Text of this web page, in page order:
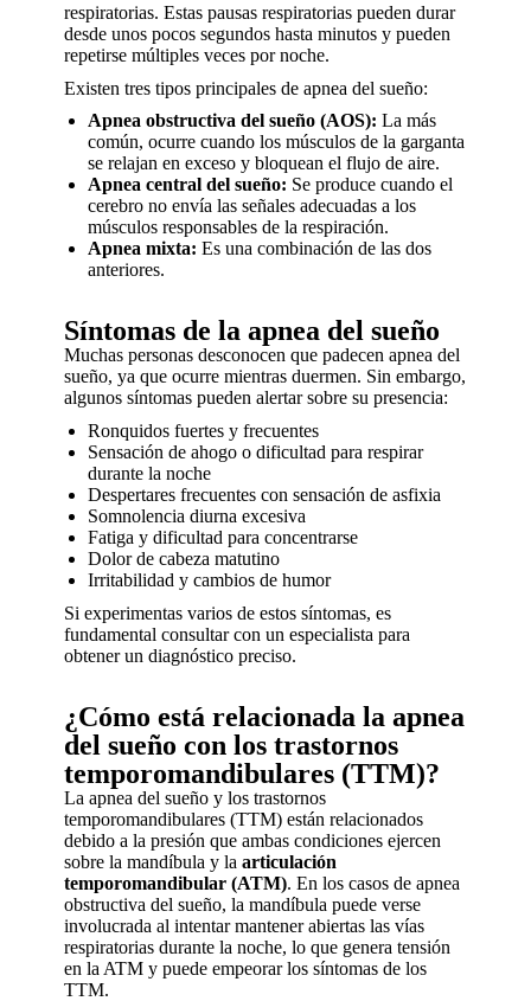
respiratorias. Estas pausas respiratorias pueden durar
desde unos pocos segundos hasta minutos y pueden
repetirse múltiples veces por noche.
Existen tres tipos principales de apnea del sueño:
Apnea obstructiva del sueño (AOS): La más
común, ocurre cuando los músculos de la garganta
se relajan en exceso y bloquean el flujo de aire.
Apnea central del sueño: Se produce cuando el
cerebro no envía las señales adecuadas a los
músculos responsables de la respiración.
Apnea mixta: Es una combinación de las dos
anteriores.
Síntomas de la apnea del sueño
Muchas personas desconocen que padecen apnea del
sueño, ya que ocurre mientras duermen. Sin embargo,
algunos síntomas pueden alertar sobre su presencia:
Ronquidos fuertes y frecuentes
Sensación de ahogo o dificultad para respirar
durante la noche
Despertares frecuentes con sensación de asfixia
Somnolencia diurna excesiva
Fatiga y dificultad para concentrarse
Dolor de cabeza matutino
Irritabilidad y cambios de humor
Si experimentas varios de estos síntomas, es
fundamental consultar con un especialista para
obtener un diagnóstico preciso.
¿Cómo está relacionada la apnea
del sueño con los trastornos
temporomandibulares (TTM)?
La apnea del sueño y los trastornos
temporomandibulares (TTM) están relacionados
debido a la presión que ambas condiciones ejercen
sobre la mandíbula y la articulación
temporomandibular (ATM). En los casos de apnea
obstructiva del sueño, la mandíbula puede verse
involucrada al intentar mantener abiertas las vías
respiratorias durante la noche, lo que genera tensión
en la ATM y puede empeorar los síntomas de los
TTM.